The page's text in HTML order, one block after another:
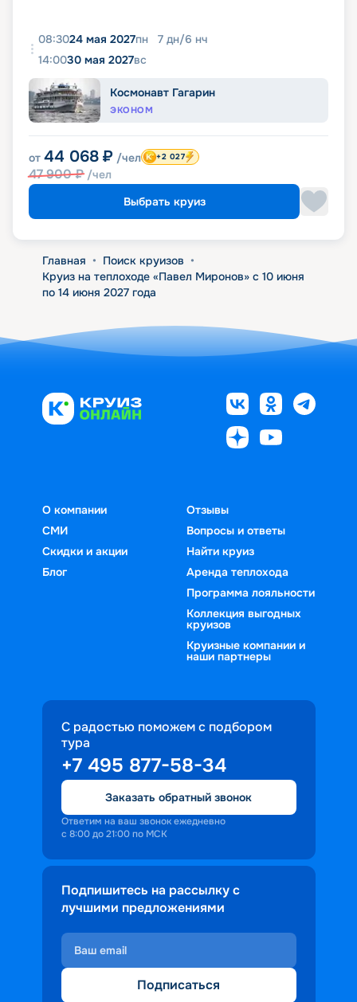
08:3024 мая 2027пн 7 дн/6 нч
14:0030 мая 2027вс
Космонавт Гагарин
ЭКОНОМ
от 44 068 ₽ /чел
47 900₽ /чел
+2 027
Выбрать круиз
Главная • Поиск круизов •
Круиз на теплоходе «Павел Миронов» с 10 июня
по 14 июня 2027 года
О компании
СМИ
Скидки и акции
Блог
Отзывы
Вопросы и ответы
Найти круиз
Аренда теплохода
Программа лояльности
Коллекция выгодных
круизов
Круизные компании и
наши партнеры
С радостью поможем с подбором
тура
+7 495 877-58-34
Заказать обратный звонок
Ответим на ваш звонок ежедневно
с 8:00 до 21:00 по МСК
Подпишитесь на рассылку с
лучшими предложениями
Подписаться